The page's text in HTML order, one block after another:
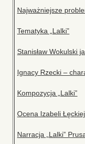
Najważniejsze
Tematyka „Lalki”
Stanisław Wokulski
Ignacy Rzecki –
Kompozycja „Lalki”
Ocena Izabeli Łęckiej
Narracja „Lalki”